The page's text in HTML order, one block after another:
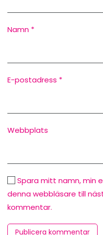
Namn *
E-postadress *
Webbplats
Spara mitt namn, min
denna webbläsare till
kommentar.
Publicera kommentar